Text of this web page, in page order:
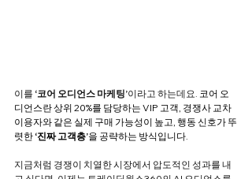
이를 ‘코어 오디언스 마케팅’이라고 하는데요. 코어 오
디언스란 상위 20%를 담당하는 VIP 고객, 경쟁사 교차
이용자와 같은 실제 구매 가능성이 높고, 행동 신호가 뚜
렷한 ‘진짜 고객층’을 공략하는 방식입니다.
지금처럼 경쟁이 치열한 시장에서 압도적인 성과를 내